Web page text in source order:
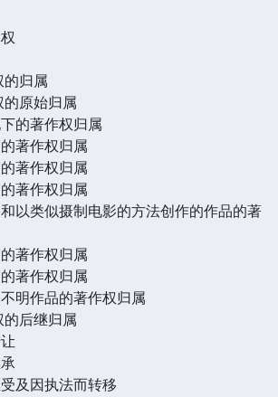
归属
原始归属
的著作权归属
著作权归属
著作权归属
著作权归属
以类似摄制电影的方法创作的作品的著
著作权归属
著作权归属
明作品的著作权归属
后继归属
及因执法而转移